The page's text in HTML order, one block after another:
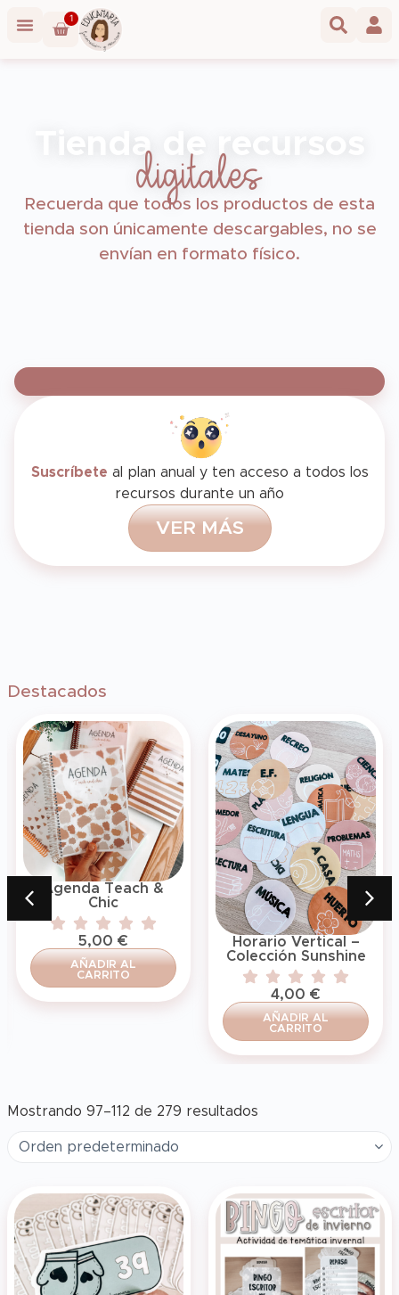
1
Tienda de recursos
digitales
Recuerda que todos los productos de esta
tienda son únicamente descargables, no se
envían en formato físico.
Suscríbete al plan anual y ten acceso a todos los
recursos durante un año
VE R M ÁS
Destacados
Agenda Teach &
Chic
5,00 €
AÑADIR AL
CARRITO
Horario Vertical –
Colección Sunshine
4,00 €
AÑADIR AL
CARRITO
Mostrando 97–112 de 279 resultados